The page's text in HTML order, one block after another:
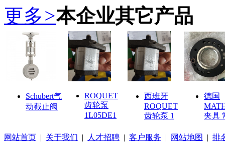
更多>本企业其它产品
Schubert气
动截止阀
ROQUET
齿轮泵
1L05DE1
西班牙
ROQUET
齿轮泵 1
德国
夹具
网站首页 | 关于我们 | 人才招聘 | 客户服务 | 网站地图 | 排